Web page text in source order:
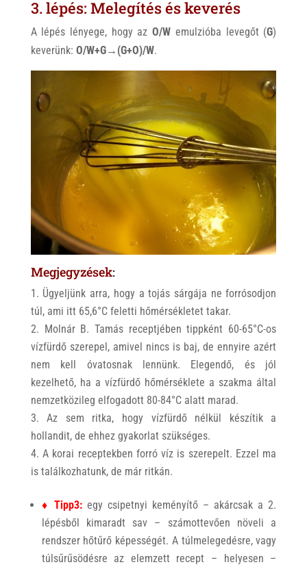
3. lépés: Melegítés és keverés
A lépés lényege, hogy azO/W emulzióba levegőt (G)
keverünk: O/W+G→(G+O)/W.
Megjegyzések:
Ügyeljünk arra, hogy a tojás sárgája ne forrósodjon
túl, ami itt 65,6°C feletti hőmérsékletet takar.
Molnár B. Tamás receptjében tippként 60-65°C-os
vízfürdő szerepel, amivel nincs is baj, de ennyire azért
nem kell óvatosnak lennünk. Elegendő, és jól
kezelhető, ha a vízfürdő hőmérséklete a szakma által
nemzetközileg elfogadott 80-84°C alatt marad.
Az sem ritka, hogy vízfürdő nélkül készítik a
hollandit, de ehhez gyakorlat szükséges.
A korai receptekben forró víz is szerepelt. Ezzel ma
is találkozhatunk, de már ritkán.
♦ Tipp3:egy csipetnyi keményítő – akárcsak a 2.
lépésből kimaradt sav – számottevően növeli a
rendszer hőtűrő képességét. A túlmelegedésre, vagy
túlsűrűsödésre az elemzett recept – helyesen –